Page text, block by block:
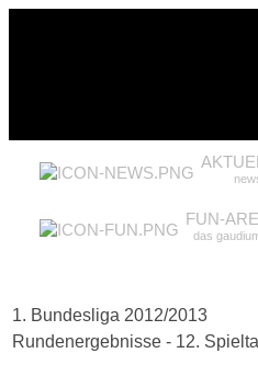
FUN-
das
1. Bundesliga 2012/2013
Rundenergebnisse - 12.